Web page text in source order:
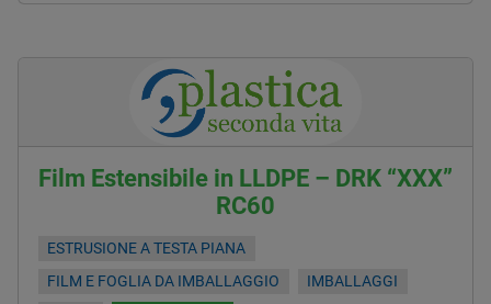
Film Estensibile in LLDPE – DRK “XXX”
RC60
ESTRUSIONE A TESTA PIANA
FILM E FOGLIA DA IMBALLAGGIO
IMBALLAGGI